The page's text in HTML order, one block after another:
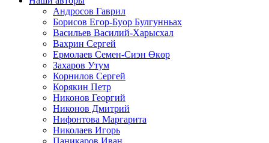
Андросов Гаврил
Борисов Егор-Буор Булгунньах
Васильев Василий-Харысхал
Вахрин Сергей
Ермолаев Семен-Сиэн Өкөр
Захаров Утум
Корнилов Сергей
Корякин Петр
Никонов Георгий
Никонов Дмитрий
Нифонтова Маргарита
Николаев Игорь
Паникаров Иван